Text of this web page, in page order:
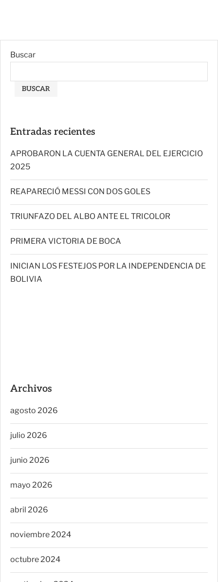
Buscar
BUSCAR
Entradas recientes
APROBARON LA CUENTA GENERAL DEL EJERCICIO
2025
REAPARECIÓ MESSI CON DOS GOLES
TRIUNFAZO DEL ALBO ANTE EL TRICOLOR
PRIMERA VICTORIA DE BOCA
INICIAN LOS FESTEJOS POR LA INDEPENDENCIA DE
BOLIVIA
Archivos
agosto 2026
julio 2026
junio 2026
mayo 2026
abril 2026
noviembre 2024
octubre 2024